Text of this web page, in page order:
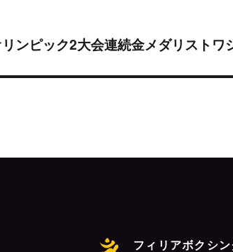
ンピック2大会連続金メダリストワ
フィリアボクシ